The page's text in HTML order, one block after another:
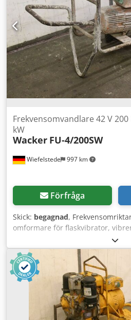
Wiefelstede 997 km
Frekvensomvandlare 42 V 200
kW
Wacker FU-4/200SW
Förfråga
Skick: begagnad,
omformare för flaskvibrator,
-Frekvensomriktare -Effekt: 2,8
200 Hz -Mått: 1160/600/H720 mm
Hs Amrjha